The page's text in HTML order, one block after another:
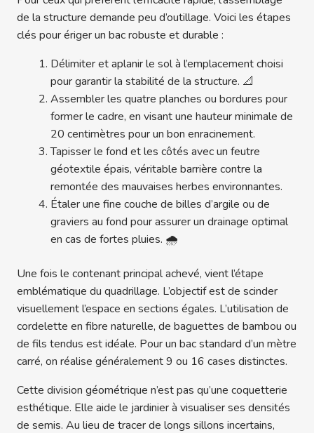
de la structure demande peu d’outillage. Voici les étapes
clés pour ériger un bac robuste et durable :
Délimiter et aplanir le sol à l’emplacement choisi
pour garantir la stabilité de la structure. 📐
Assembler les quatre planches ou bordures pour
former le cadre, en visant une hauteur minimale de
20 centimètres pour un bon enracinement.
Tapisser le fond et les côtés avec un feutre
géotextile épais, véritable barrière contre la
remontée des mauvaises herbes environnantes.
Étaler une fine couche de billes d’argile ou de
graviers au fond pour assurer un drainage optimal
en cas de fortes pluies. 🌧️
Une fois le contenant principal achevé, vient l’étape
emblématique du quadrillage. L’objectif est de scinder
visuellement l’espace en sections égales. L’utilisation de
cordelette en fibre naturelle, de baguettes de bambou ou
de fils tendus est idéale. Pour un bac standard d’un mètre
carré, on réalise généralement 9 ou 16 cases distinctes.
Cette division géométrique n’est pas qu’une coquetterie
esthétique. Elle aide le jardinier à visualiser ses densités
de semis. Au lieu de tracer de longs sillons incertains,